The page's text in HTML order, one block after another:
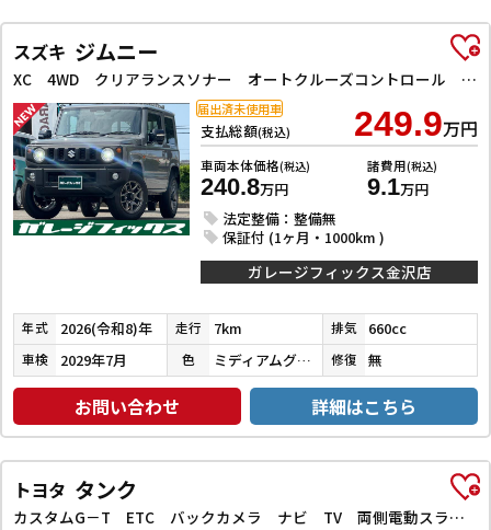
スズキ ジムニー
XC 4WD クリアランスソナー オートクルーズコントロール レーンアシスト 衝突被害軽減システム オートライト LEDヘッドランプ ヘッドライトウォッシャー スマートキー アイドリングストップ
支払総額(税込) 249.9万円
車両本体価格(税込)
240.8万円
諸費用(税込)
9.1万円
法定整備：整備無
保証付 (1ヶ月・1000km )
届出済未使用車
ガレージフィックス金沢店
年式 2026(令和8)年 走行 7km 排気 660cc
車検 2029年7月 色 ミディアムグレー 修復 無
お問い合わせ 詳細はこちら
トヨタ タンク
カスタムG－T ETC バックカメラ ナビ TV 両側電動スライドドア クリアランスソナー オートクルーズコントロール 衝突被害軽減システム アルミホイール LEDヘッドランプ スマートキー